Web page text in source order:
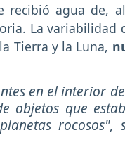
recibió agua de,
La variabilidad
Tierra y la Luna,
en el interior
objetos que
rocosos",